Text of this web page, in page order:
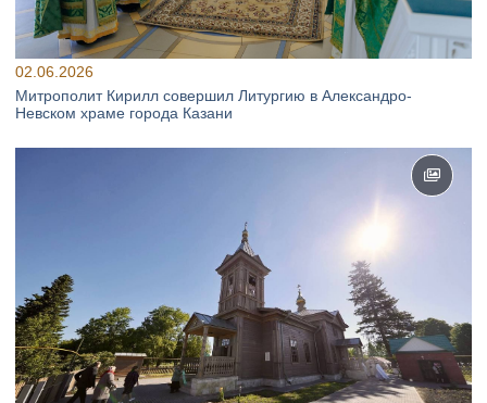
02.06.2026
Митрополит Кирилл совершил Литургию в Александро-
Невском храме города Казани